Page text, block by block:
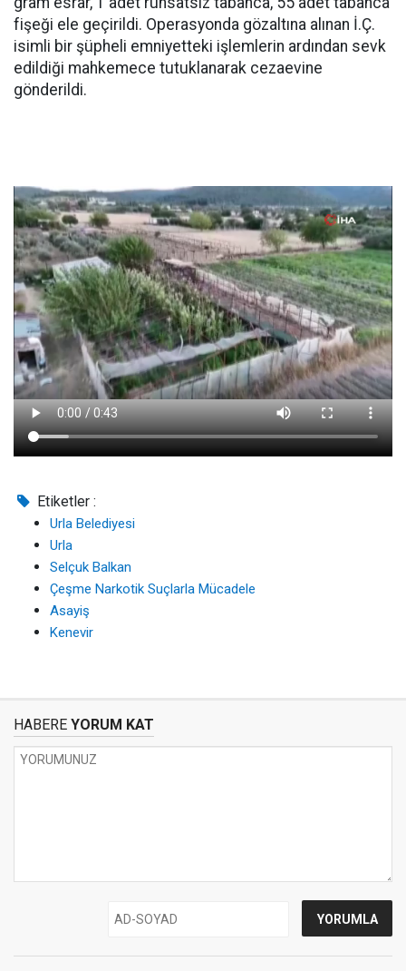
fişeği ele geçirildi. Operasyonda gözaltına alınan İ.Ç.
isimli bir şüpheli emniyetteki işlemlerin ardından sevk
edildiği mahkemece tutuklanarak cezaevine
gönderildi.
Etiketler :
Urla Belediyesi
Urla
Selçuk Balkan
Çeşme Narkotik Suçlarla Mücadele
Asayiş
Kenevir
HABERE YORUM KAT